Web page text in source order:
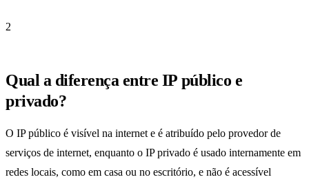
2
Qual a diferença entre IP público e
privado?
O IP público é visível na internet e é atribuído pelo provedor de
serviços de internet, enquanto o IP privado é usado internamente em
redes locais, como em casa ou no escritório, e não é acessível